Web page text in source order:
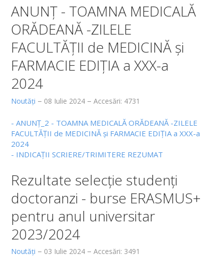
Centre de cercetare
Publicații științifice
Manifestări științifice
Proiecte de cercetare
Parteneriate
EDUCAȚIE
STUDENȚI
Programare examene
Lista îndrumătorilor de an
Finalizare studii de licență
ANUNȚ - TOAMNA MEDICALĂ
ORĂDEANĂ -ZILELE
FACULTĂȚII de MEDICINĂ și
FARMACIE EDIȚIA a XXX-a
2024
Noutăți 08 Iulie 2024 Accesări: 4731
- ANUNȚ_2 - TOAMNA MEDICALĂ ORĂDEANĂ -ZILELE
FACULTĂȚII de MEDICINĂ și FARMACIE EDIȚIA a XXX-a
2024
- INDICAȚII SCRIERE/TRIMITERE REZUMAT
Rezultate selecţie studenţi
doctoranzi - burse ERASMUS+
pentru anul universitar
2023/2024
Noutăți 03 Iulie 2024 Accesări: 3491